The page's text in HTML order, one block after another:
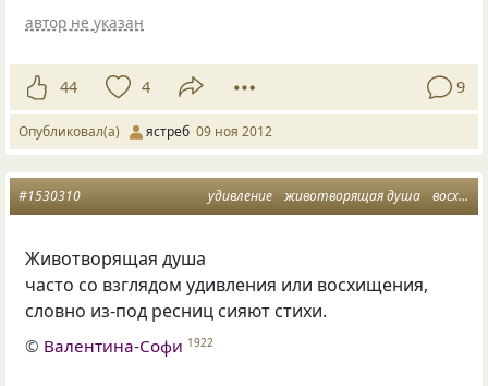
автор не указан
44 4 9
Опубликовал(а) ястреб 09 ноя 2012
удивление животворящая душа восхищенный взгляд
#1530310
Животворящая душа
часто со взглядом удивления или восхищения,
словно из-под ресниц сияют стихи.
© Валентина-Софи 1922